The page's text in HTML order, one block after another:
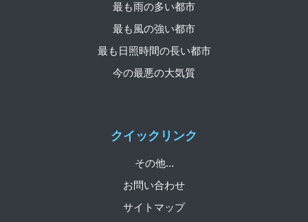
クイックリンク
その他...
お問い合わせ
サイトマップ
最も雨の多い都市
最も風の強い都市
最も日照時間の長い都市
今の最悪の大気質